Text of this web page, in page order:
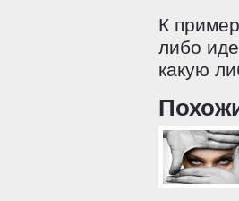
К
либо
какую